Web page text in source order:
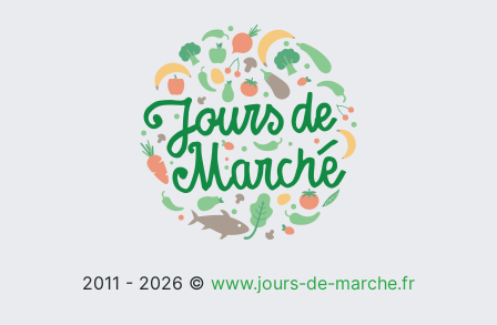
2011 - 2026 © www.jours-de-marche.fr